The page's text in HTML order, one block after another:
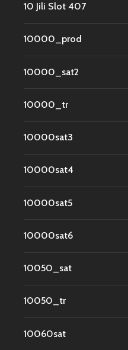
10 Jili Slot 407
10000_prod
10000_sat2
10000_tr
10000sat3
10000sat4
10000sat5
10000sat6
10050_sat
10050_tr
10060sat